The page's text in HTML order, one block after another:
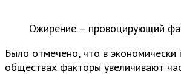
Ожирение – провоцирующий
Было отмечено, что в
обществах факторы увеличивают